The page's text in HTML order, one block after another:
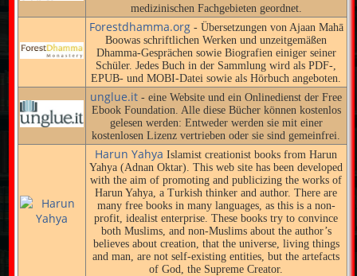
medizinischen Fachgebieten geordnet.
Forestdhamma.org- Übersetzungen von Ajaan Mahā
Boowas schriftlichen Werken und unzeitgemäßen
Dhamma-Gesprächen sowie Biografien einiger seiner
Schüler. Jedes Buch in der Sammlung wird als PDF-,
EPUB- und MOBI-Datei sowie als Hörbuch angeboten.
unglue.it - eine Website und ein Onlinedienst der Free
Ebook Foundation. Alle diese Bücher können kostenlos
gelesen werden: Entweder werden sie mit einer
kostenlosen Lizenz vertrieben oder sie sind gemeinfrei.
Harun Yahya Islamist creationist books from Harun
Yahya (Adnan Oktar). This web site has been developed
with the aim of promoting and publicizing the works of
Harun Yahya, a Turkish thinker and author. There are
many free books in many languages, as this is a non-
profit, idealist enterprise. These books try to convince
both Muslims, and non-Muslims about the author’s
believes about creation, that the universe, living things
and man, are not self-existing entities, but the artefacts
of God, the Supreme Creator.